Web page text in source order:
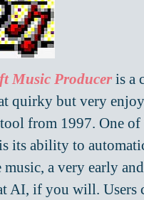
Music Produceris a
quirky but very
from 1997. One
its ability to
music, a very early
AI, if you will. Users